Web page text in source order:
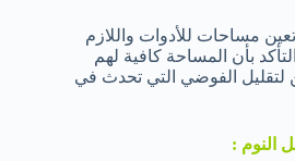
مساحات للأدوات واللازم
بأن المساحة كافية لهم
لتقليل الفوضي التي تحدث في
النوم :